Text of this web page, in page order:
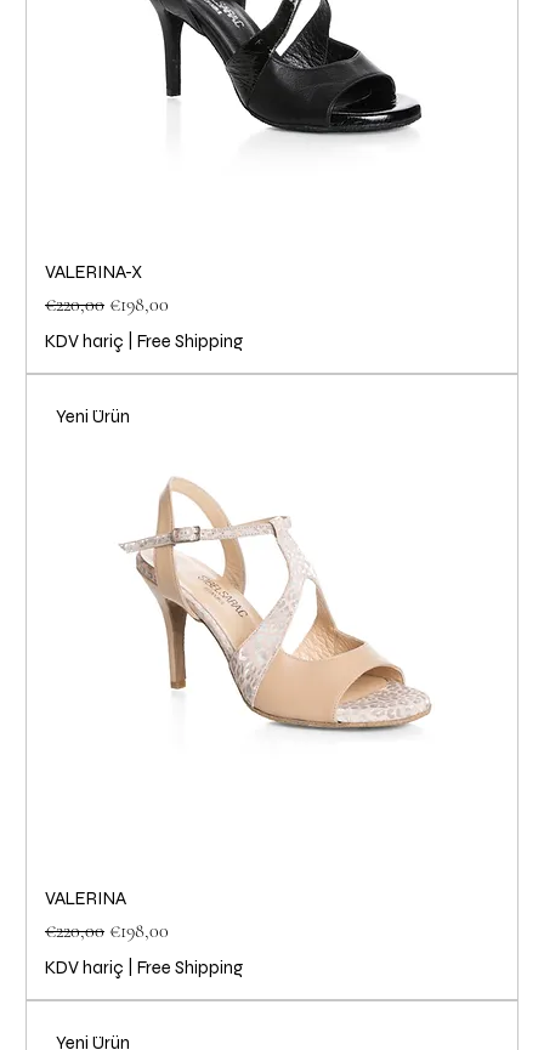
VALERINA-X
Normal Fiyat
€220,00 İndirimli Fiyat
€198,00
KDV hariç Free Shipping
Yeni Ürün
VALERINA
Normal Fiyat
€220,00 İndirimli Fiyat
€198,00
KDV hariç Free Shipping
Yeni Ürün